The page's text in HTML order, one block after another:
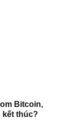
Bitcoin,
kết thúc?